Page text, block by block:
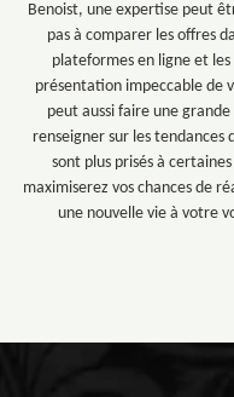
Benoist, une expertise peut
pas à comparer les offres
plateformes en ligne et les
présentation impeccable de
peut aussi faire une
renseigner sur les tendances
sont plus prisés à
maximiserez vos chances de
une nouvelle vie à votre